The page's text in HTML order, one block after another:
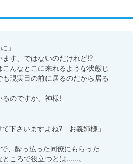
」
す、ではないのだけれど⁉
んなとこに来れるような状態じ
現実目の前に居るのだから居る
のですか、神様!
下さいますよね?　お義姉様」
、酔っ払った同僚にもらった
ところで役立つとは……。